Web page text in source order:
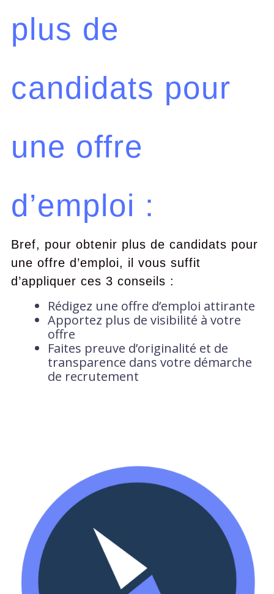
plus de
candidats pour
une offre
d’emploi :
Bref, pour obtenir plus de candidats pour
une offre d’emploi, il vous suffit
d’appliquer ces 3 conseils :
Rédigez une offre d’emploi attirante
Apportez plus de visibilité à votre
offre
Faites preuve d’originalité et de
transparence dans votre démarche
de recrutement